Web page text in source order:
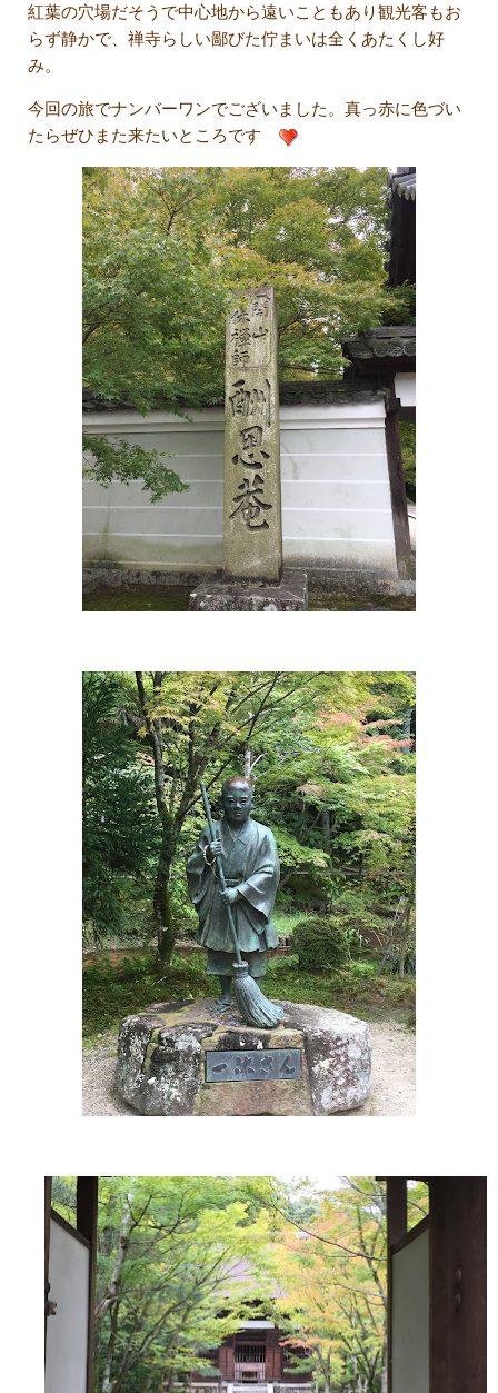
紅葉の穴場だそうで中心地から遠いこともあり観光客もお
らず静かで、禅寺らしい鄙びた佇まいは全くあたくし好
み。
今回の旅でナンバーワンでございました。真っ赤に色づい
たらぜひまた来たいところです